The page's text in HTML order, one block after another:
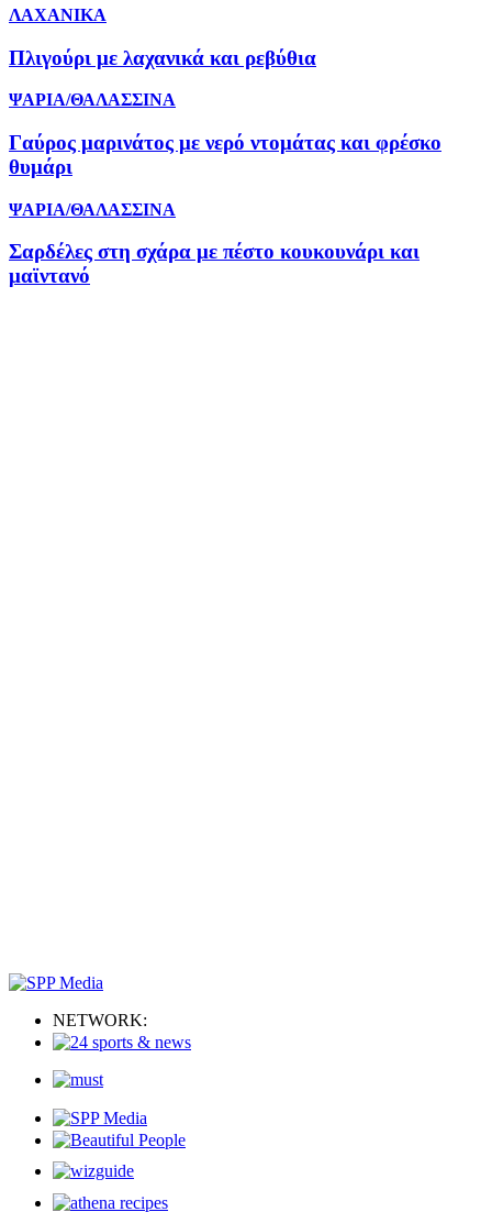
ΛΑΧΑΝΙΚΑ
Πλιγούρι με λαχανικά και ρεβύθια
ΨΑΡΙΑ/ΘΑΛΑΣΣΙΝΑ
Γαύρος μαρινάτος με νερό ντομάτας και φρέσκο
θυμάρι
ΨΑΡΙΑ/ΘΑΛΑΣΣΙΝΑ
Σαρδέλες στη σχάρα με πέστο κουκουνάρι και
μαϊντανό
NETWORK: